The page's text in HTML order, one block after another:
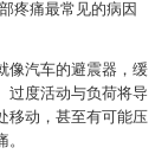
疼痛最常见的病因
像汽车的避震器，缓
过度活动与负荷将导
移动，甚至有可能压